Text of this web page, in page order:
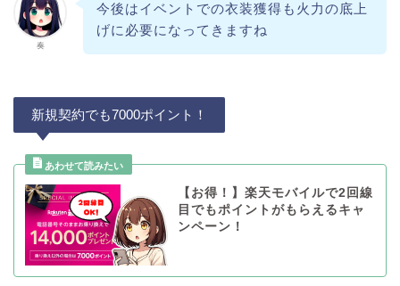
奏
今後はイベントでの衣装獲得も火力の底上
げに必要になってきますね
新規契約でも7000ポイント！
【お得！】楽天モバイルで2回線
目でもポイントがもらえるキャ
ンペーン！